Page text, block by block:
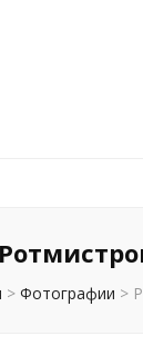
> Фотографии >